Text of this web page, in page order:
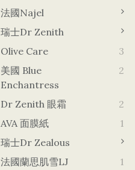
法國Najel
瑞士Dr Zenith
Olive Care
3
美國 Blue
Enchantress
2
Dr Zenith 眼霜
2
AVA 面膜紙
1
瑞士Dr Zealous
法國蘭思肌雪LJ
1